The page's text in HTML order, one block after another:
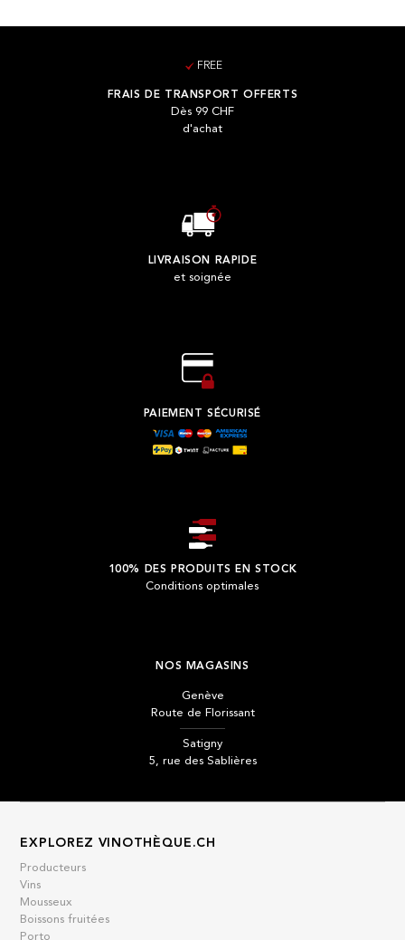
FREE
FRAIS DE TRANSPORT OFFERTS
Dès 99 CHF
d'achat
LIVRAISON RAPIDE
et soignée
PAIEMENT SÉCURISÉ
100% DES PRODUITS EN STOCK
Conditions optimales
NOS MAGASINS
Genève
Route de Florissant
Satigny
5, rue des Sablières
EXPLOREZ VINOTHÈQUE.CH
Producteurs
Vins
Mousseux
Boissons fruitées
Porto